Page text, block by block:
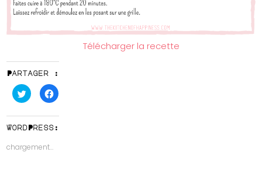
Télécharger la recette
Partager :
Cliquez
pour
partager
Twitter(ouvre
dans
une
fenêtre)
Cliquez
pour
Facebook(ouvre
dans
une
WordPress:
chargement…